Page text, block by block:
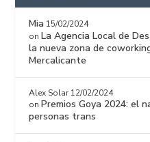
Mia 15/02/2024
onLa Agencia Local de
la nueva zona de
Mercalicante
Alex Solar 12/02/2024
onPremios Goya 2024: el
personas trans